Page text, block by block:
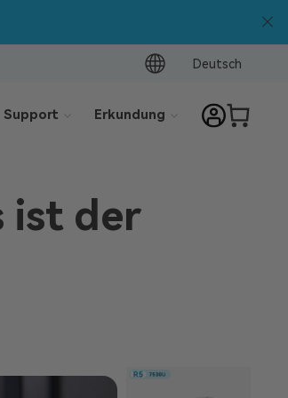
Deutsch
Support Erkundung
ist der